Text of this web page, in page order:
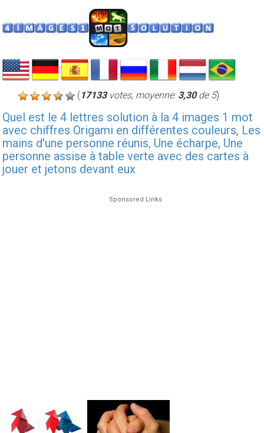
(17133votes, moyenne:3,30de 5)
Quel est le 4 lettres solution à la 4 images 1 mot
avec chiffres Origami en différentes couleurs, Les
mains d'une personne réunis, Une écharpe, Une
personne assise à table verte avec des cartes à
jouer et jetons devant eux
Sponsored Links